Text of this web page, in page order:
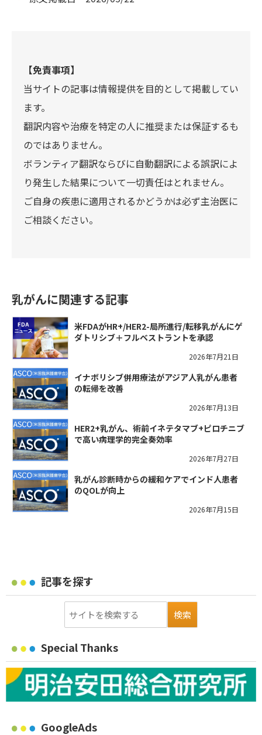
【免責事項】
当サイトの記事は情報提供を目的として掲載してい
ます。
翻訳内容や治療を特定の人に推奨または保証するも
のではありません。
ボランティア翻訳ならびに自動翻訳による誤訳によ
り発生した結果について一切責任はとれません。
ご自身の疾患に適用されるかどうかは必ず主治医に
ご相談ください。
乳がんに関連する記事
米FDAがHR+/HER2-局所進行/転移乳がんにゲ
ダトリシブ＋フルベストラントを承認
2026年7月21日
イナボリシブ併用療法がアジア人乳がん患者
の転帰を改善
2026年7月13日
HER2+乳がん、術前イネテタマブ+ピロチニブ
で高い病理学的完全奏効率
2026年7月27日
乳がん診断時からの緩和ケアでインド人患者
のQOLが向上
2026年7月15日
記事を探す
Special Thanks
GoogleAds